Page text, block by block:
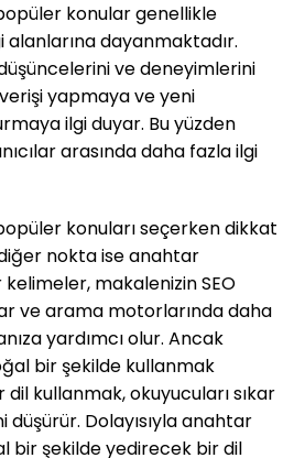
konular genellikle
alanlarına dayanmaktadır.
ve deneyimlerini
yapmaya ve yeni
ilgi duyar. Bu yüzden
arasında daha fazla ilgi
konuları seçerken dikkat
nokta ise anahtar
makalenizin SEO
ve arama motorlarında daha
yardımcı olur. Ancak
bir şekilde kullanmak
kullanmak, okuyucuları sıkar
Dolayısıyla anahtar
bir şekilde yedirecek bir dil